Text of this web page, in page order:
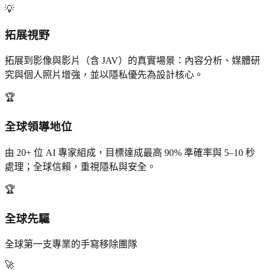
💡
拓展視野
拓展到影像與影片（含 JAV）的真實場景：內容分析、媒體研
究與個人照片增強，並以隱私優先為設計核心。
🏆
全球領導地位
由 20+ 位 AI 專家組成，目標達成最高 90% 準確率與 5–10 秒
處理；全球信賴，重視隱私與安全。
🏆
全球先驅
全球第一支專業的手寫移除團隊
🚀